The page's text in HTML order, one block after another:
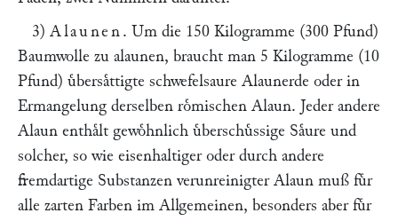
3) Alaunen . Um die 150 Kilogramme (300 Pfund)
Baumwolle zu alaunen, braucht man 5 Kilogramme (10
Pfund) uͤbersaͤttigte schwefelsaure Alaunerde oder in
Ermangelung derselben roͤmischen Alaun. Jeder andere
Alaun enthaͤlt gewoͤhnlich uͤberschuͤssige Saͤure und
solcher, so wie eisenhaltiger oder durch andere
fremdartige Substanzen verunreinigter Alaun muß fuͤr
alle zarten Farben im Allgemeinen, besonders aber fuͤr